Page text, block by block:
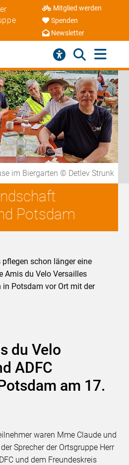
Mitglied werden
Spenden
Newsletter
im Biergarten © Detlev Strunk
Potsdam
schon länger eine
Amis du Velo Versailles
Potsdam vor Ort mit der
du Velo
ADFC
am 17.
waren Mme Claude und
Sprecher der Ortsgruppe Herr
und dem Freundeskreis